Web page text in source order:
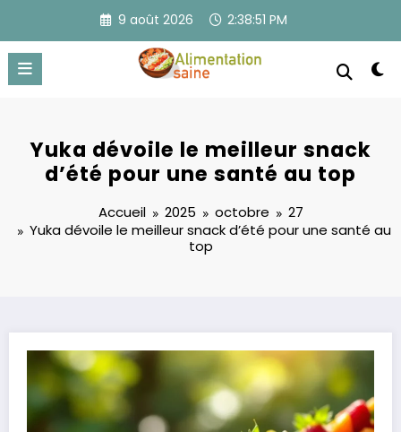
contenu
9 août 2026 2:38:52 PM
Yuka dévoile le meilleur snack
d’été pour une santé au top
Accueil 2025 octobre
27
Yuka dévoile le meilleur snack d’été pour une santé au
top